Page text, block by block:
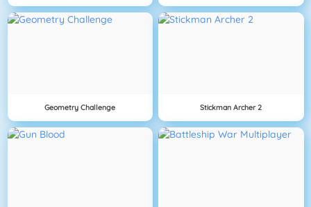
Geometry Challenge Stickman Archer 2